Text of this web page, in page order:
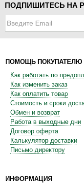
ПОДПИШИТЕСЬ НА
ПОМОЩЬ ПОКУПАТЕЛЮ
Как работать по
Как изменить заказ
Как оплатить товар
Стоимость и сроки
Обмен и возврат
Работа в выходные дни
Договор оферта
Калькулятор доставки
Письмо директору
ИНФОРМАЦИЯ